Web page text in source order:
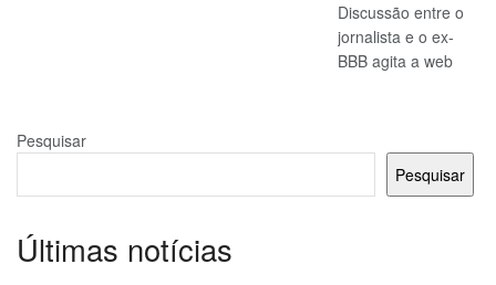
Discussão entre o
jornalista e o ex-
BBB agita a web
Pesquisar
Pesquisar
Últimas notícias